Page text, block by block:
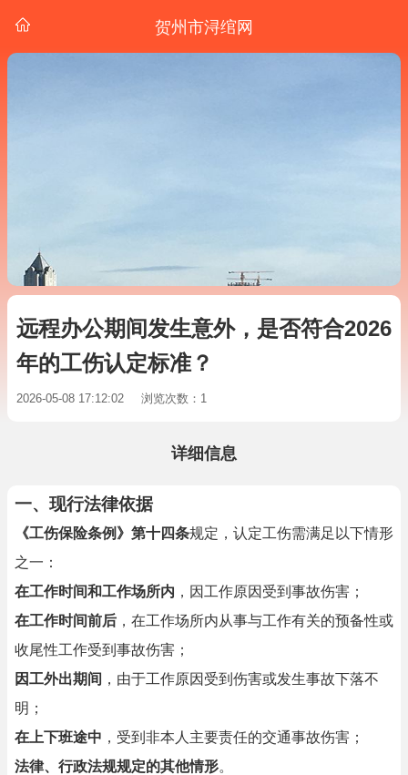
贺州市浔绾网
远程办公期间发生意外，是否符合2026
年的工伤认定标准？
2026-05-08 17:12:02 浏览次数：1
详细信息
一、 现行法律依据
《工伤保险条例》第十四条规定，认定工伤需满足以下情形
之一：
在工作时间和工作场所内 ，因工作原因受到事故伤害；
在工作时间前后 ，在工作场所内从事与工作有关的预备性或
收尾性工作受到事故伤害；
因工外出期间 ，由于工作原因受到伤害或发生事故下落不
明；
在上下班途中 ，受到非本人主要责任的交通事故伤害；
法律、行政法规规定的其他情形。